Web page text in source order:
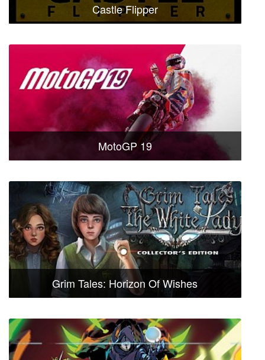
Castle Flipper
MotoGP 19
Grim Tales: Horizon Of Wishes